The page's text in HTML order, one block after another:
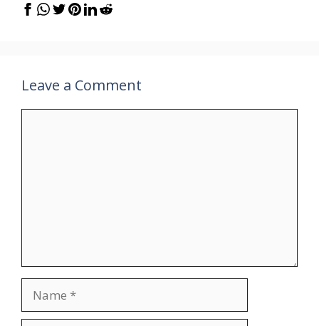
Leave a Comment